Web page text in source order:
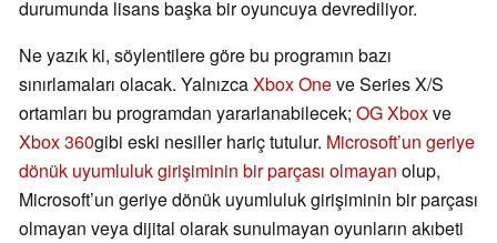
durumunda lisans başka bir oyuncuya devrediliyor.
Ne yazık ki, söylentilere göre bu programın bazı
sınırlamaları olacak. YalnızcaXbox Oneve Series X/S
ortamları bu programdan yararlanabilecek; OG Xboxve
Xbox 360gibi eski nesiller hariç tutulur. Microsoft’un geriye
dönük uyumluluk girişiminin bir parçası olmayan olup,
Microsoft’un geriye dönük uyumluluk girişiminin bir parçası
olmayan veya dijital olarak sunulmayan oyunların akıbeti